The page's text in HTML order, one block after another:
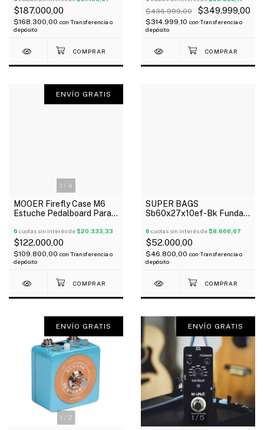
$187.000,00
$168.300,00 con Transferencia o
depósito
$436.999,00 $349.999,00
$314.999,10 con Transferencia o
depósito
1 / 4
ENVÍO GRATIS
MOOER Firefly Case M6
Estuche Pedalboard Para 6
Oferta!
6 cuotas sin interés de$20.333,33
$122.000,00
$109.800,00 con Transferencia o
depósito
SUPER BAGS
Sb60x27x10ef-Bk Funda
Multiefectos Acolchada
10Mm
6 cuotas sin interés de$8.666,67
$52.000,00
$46.800,00 con Transferencia o
depósito
1 / 2
ENVÍO GRATIS
1 / 5
ENVÍO GRATIS